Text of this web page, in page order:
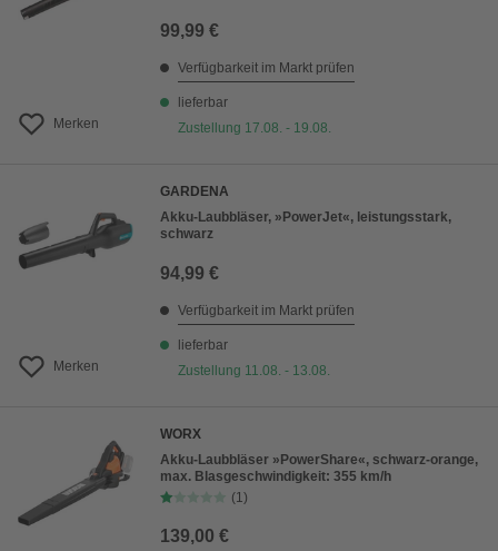
Merken
99,99 €
Verfügbarkeit im Markt prüfen
lieferbar
Zustellung 17.08. - 19.08.
Merken
GARDENA
Akku-Laubbläser, »PowerJet«, leistungsstark,
schwarz
94,99 €
Verfügbarkeit im Markt prüfen
lieferbar
Zustellung 11.08. - 13.08.
WORX
Akku-Laubbläser »PowerShare«, schwarz-orange,
max. Blasgeschwindigkeit: 355 km/h
(1)
139,00 €